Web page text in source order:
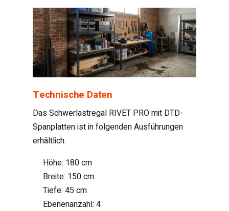
Technische Daten
Das Schwerlastregal RIVET PRO mit DTD-
Spanplatten ist in folgenden Ausführungen
erhältlich:
Höhe: 180 cm
Breite: 150 cm
Tiefe: 45 cm
Ebenenanzahl: 4